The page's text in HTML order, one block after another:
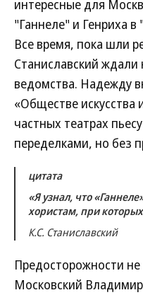
интересные для
"Ганнеле" и Генриха
Все время, пока шли
Станиславский ждали
ведомства. Надежду
«Обществе искусства
частных театрах
переделками, но без
цитата
«Я узнал, что
хористам, при
К.С. Станиславский
Предосторожности
Московский